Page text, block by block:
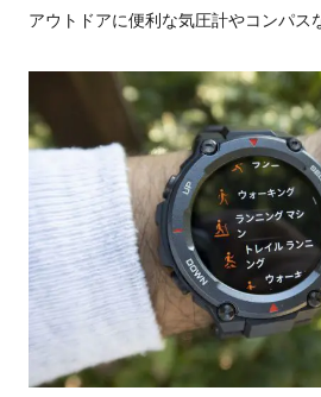
アウトドアに便利な気圧計やコンパス